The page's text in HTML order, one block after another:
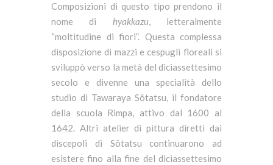
Composizioni di questo tipo prendono il
nome di hyakkazu, letteralmente
“moltitudine di fiori”. Questa complessa
disposizione di mazzi e cespugli floreali si
sviluppò verso la metà del diciassettesimo
secolo e divenne una specialità dello
studio di Tawaraya Sôtatsu, il fondatore
della scuola Rimpa, attivo dal 1600 al
1642. Altri atelier di pittura diretti dai
discepoli di Sôtatsu continuarono ad
esistere fino alla fine del diciassettesimo